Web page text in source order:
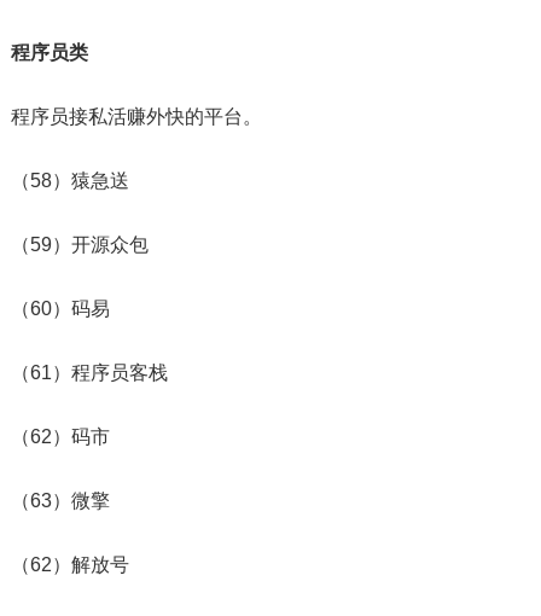
程序员类
程序员接私活赚外快的平台。
（58）猿急送
（59）开源众包
（60）码易
（61）程序员客栈
（62）码市
（63）微擎
（62）解放号